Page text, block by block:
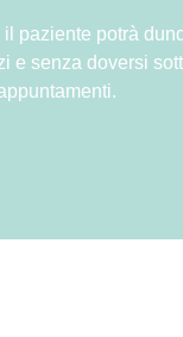
il paziente potrà
e senza doversi